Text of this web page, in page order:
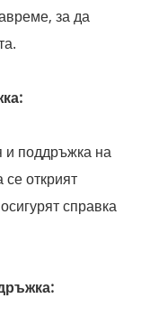
за да
и поддръжка на
открият
справка